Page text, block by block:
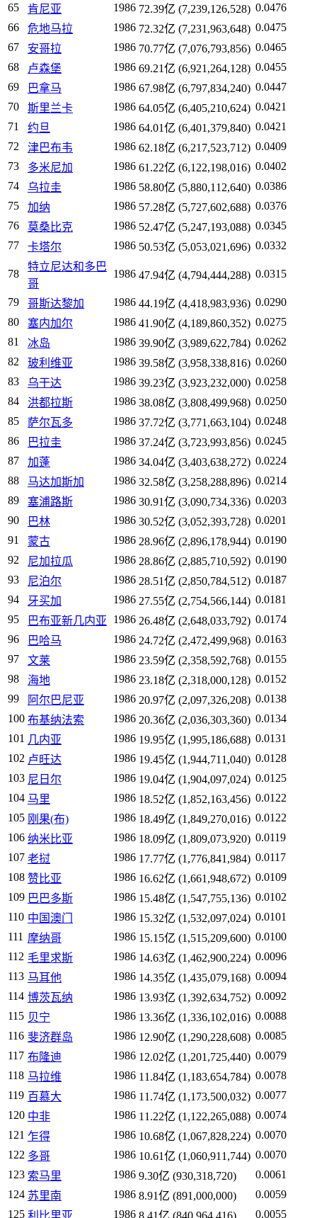
65
肯尼亚 1986 72.39亿 (7,239,126,528) 0.0476
66
危地马拉 1986 72.32亿 (7,231,963,648) 0.0475
67
安哥拉 1986 70.77亿 (7,076,793,856) 0.0465
68
卢森堡 1986 69.21亿 (6,921,264,128) 0.0455
69
巴拿马 1986 67.98亿 (6,797,834,240) 0.0447
70
斯里兰卡 1986 64.05亿 (6,405,210,624) 0.0421
71
约旦 1986 64.01亿 (6,401,379,840) 0.0421
72
津巴布韦 1986 62.18亿 (6,217,523,712) 0.0409
73
多米尼加 1986 61.22亿 (6,122,198,016) 0.0402
74
乌拉圭 1986 58.80亿 (5,880,112,640) 0.0386
75
加纳 1986 57.28亿 (5,727,602,688) 0.0376
76
莫桑比克 1986 52.47亿 (5,247,193,088) 0.0345
77
卡塔尔 1986 50.53亿 (5,053,021,696) 0.0332
78
特立尼达和多巴
哥
1986 47.94亿 (4,794,444,288) 0.0315
79 哥斯达黎加 1986 44.19亿 (4,418,983,936) 0.0290
80
塞内加尔 1986 41.90亿 (4,189,860,352) 0.0275
81
冰岛 1986 39.90亿 (3,989,622,784) 0.0262
82
玻利维亚 1986 39.58亿 (3,958,338,816) 0.0260
83
乌干达 1986 39.23亿 (3,923,232,000) 0.0258
84
洪都拉斯 1986 38.08亿 (3,808,499,968) 0.0250
85
萨尔瓦多 1986 37.72亿 (3,771,663,104) 0.0248
86
巴拉圭 1986 37.24亿 (3,723,993,856) 0.0245
87
加蓬 1986 34.04亿 (3,403,638,272) 0.0224
88
马达加斯加 1986 32.58亿 (3,258,288,896) 0.0214
89
塞浦路斯 1986 30.91亿 (3,090,734,336) 0.0203
90
巴林 1986 30.52亿 (3,052,393,728) 0.0201
91
蒙古 1986 28.96亿 (2,896,178,944) 0.0190
92
尼加拉瓜 1986 28.86亿 (2,885,710,592) 0.0190
93
尼泊尔 1986 28.51亿 (2,850,784,512) 0.0187
94
牙买加 1986 27.55亿 (2,754,566,144) 0.0181
95
巴布亚新几内亚 1986 26.48亿 (2,648,033,792) 0.0174
96
巴哈马 1986 24.72亿 (2,472,499,968) 0.0163
97
文莱 1986 23.59亿 (2,358,592,768) 0.0155
98
海地 1986 23.18亿 (2,318,000,128) 0.0152
99
阿尔巴尼亚 1986 20.97亿 (2,097,326,208) 0.0138
100 布基纳法索 1986 20.36亿 (2,036,303,360) 0.0134
101 几内亚 1986 19.95亿 (1,995,186,688) 0.0131
102 卢旺达 1986 19.45亿 (1,944,711,040) 0.0128
103 尼日尔 1986 19.04亿 (1,904,097,024) 0.0125
104 马里 1986 18.52亿 (1,852,163,456) 0.0122
105 刚果(布) 1986 18.49亿 (1,849,270,016) 0.0122
106 纳米比亚 1986 18.09亿 (1,809,073,920) 0.0119
107 老挝 1986 17.77亿 (1,776,841,984) 0.0117
108 赞比亚 1986 16.62亿 (1,661,948,672) 0.0109
109 巴巴多斯 1986 15.48亿 (1,547,755,136) 0.0102
110 中国澳门 1986 15.32亿 (1,532,097,024) 0.0101
111 摩纳哥 1986 15.15亿 (1,515,209,600) 0.0100
112 毛里求斯 1986 14.63亿 (1,462,900,224) 0.0096
113 马耳他 1986 14.35亿 (1,435,079,168) 0.0094
114 博茨瓦纳 1986 13.93亿 (1,392,634,752) 0.0092
115 贝宁 1986 13.36亿 (1,336,102,016) 0.0088
116 斐济群岛 1986 12.90亿 (1,290,228,608) 0.0085
117 布隆迪 1986 12.02亿 (1,201,725,440) 0.0079
118 马拉维 1986 11.84亿 (1,183,654,784) 0.0078
119 百慕大 1986 11.74亿 (1,173,500,032) 0.0077
120 中非 1986 11.22亿 (1,122,265,088) 0.0074
121 乍得 1986 10.68亿 (1,067,828,224) 0.0070
122 多哥 1986 10.61亿 (1,060,911,744) 0.0070
123 索马里 1986 9.30亿 (930,318,720)
0.0061
124 苏里南 1986 8.91亿 (891,000,000)
0.0059
125 利比里亚 1986 8.41亿 (840,964,416) 0.0055